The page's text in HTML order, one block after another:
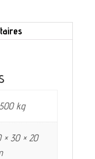
kg
× 30 × 20